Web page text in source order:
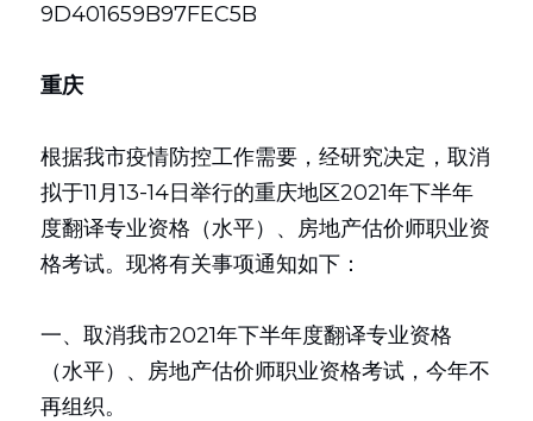
9D401659B97FEC5B
重庆
根据我市疫情防控工作需要，经研究决定，取消
拟于11月13-14日举行的重庆地区2021年下半年
度翻译专业资格（水平）、房地产估价师职业资
格考试。现将有关事项通知如下：
一、取消我市2021年下半年度翻译专业资格
（水平）、房地产估价师职业资格考试，今年不
再组织。